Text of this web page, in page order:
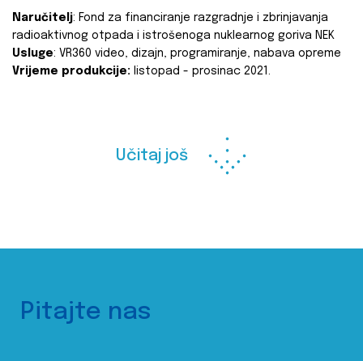
Naručitelj: Fond za financiranje razgradnje i zbrinjavanja
radioaktivnog otpada i istrošenoga nuklearnog goriva NEK
Usluge: VR360 video, dizajn, programiranje, nabava opreme
Vrijeme produkcije: listopad - prosinac 2021.
Učitaj još
Pitajte nas